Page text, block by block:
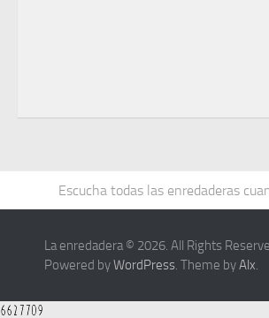
Escucha todas las enredaderas
La enredadera © 2026. All Rights
Powered byWordPress. Theme byAlx.